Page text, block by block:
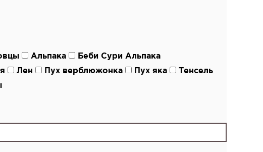
Альпака
Беби Сури Альпака
Лен Пух верблюжонка Пух яка
Тенсель